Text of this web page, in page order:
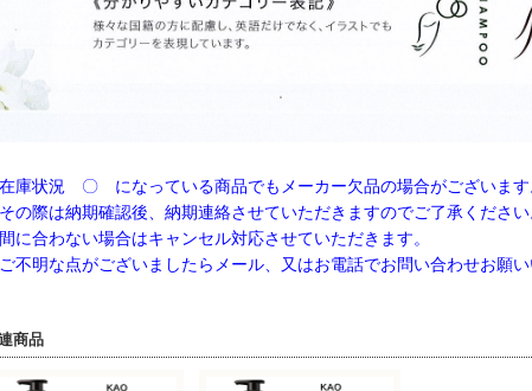
庫状況 〇 になっている商品でもメーカー欠品の場合がございます
の際は納期確認後、納期連絡させていただきますのでご了承くださ
に合わない場合はキャンセル対応させていただきます。
不明な点がございましたらメール、又はお電話でお問い合わせお願
商品